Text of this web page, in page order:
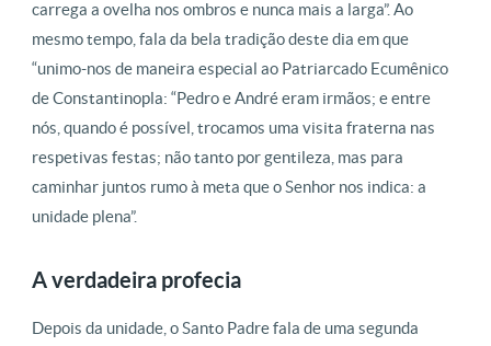
carrega a ovelha nos ombros e nunca mais a larga”. Ao
mesmo tempo, fala da bela tradição deste dia em que
“unimo-nos de maneira especial ao Patriarcado Ecumênico
de Constantinopla: “Pedro e André eram irmãos; e entre
nós, quando é possível, trocamos uma visita fraterna nas
respetivas festas; não tanto por gentileza, mas para
caminhar juntos rumo à meta que o Senhor nos indica: a
unidade plena”.
A verdadeira profecia
Depois da unidade, o Santo Padre fala de uma segunda